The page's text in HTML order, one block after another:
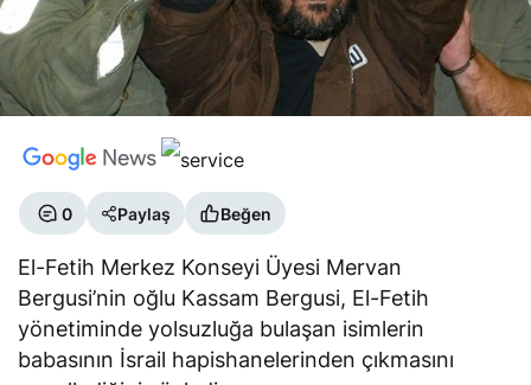
0 Paylaş Beğen
El-Fetih Merkez Konseyi Üyesi Mervan
Bergusi’nin oğlu Kassam Bergusi, El-Fetih
yönetiminde yolsuzluğa bulaşan isimlerin
babasının İsrail hapishanelerinden çıkmasını